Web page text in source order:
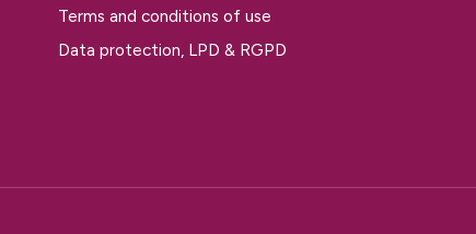
Terms and conditions of use
Data protection, LPD & RGPD